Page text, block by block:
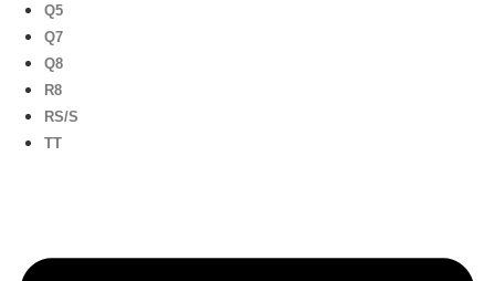
Q5
Q7
Q8
R8
RS/S
TT